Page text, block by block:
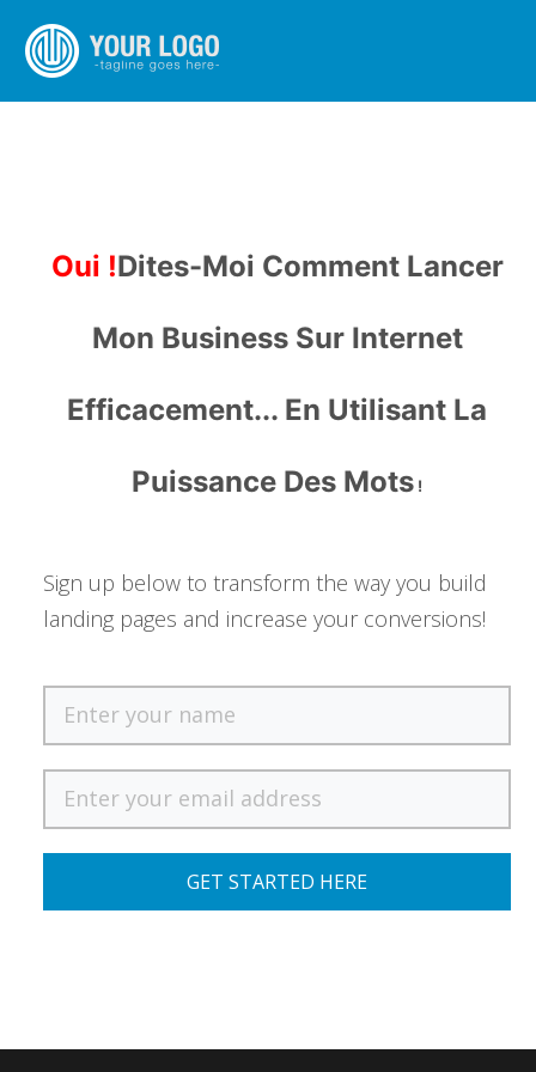
Oui !Dites-Moi Comment Lancer
Mon Business Sur Internet
Efficacement... En Utilisant La
Puissance Des Mots !
Sign up below to transform the way you build
landing pages and increase your conversions!
GET STARTED HERE